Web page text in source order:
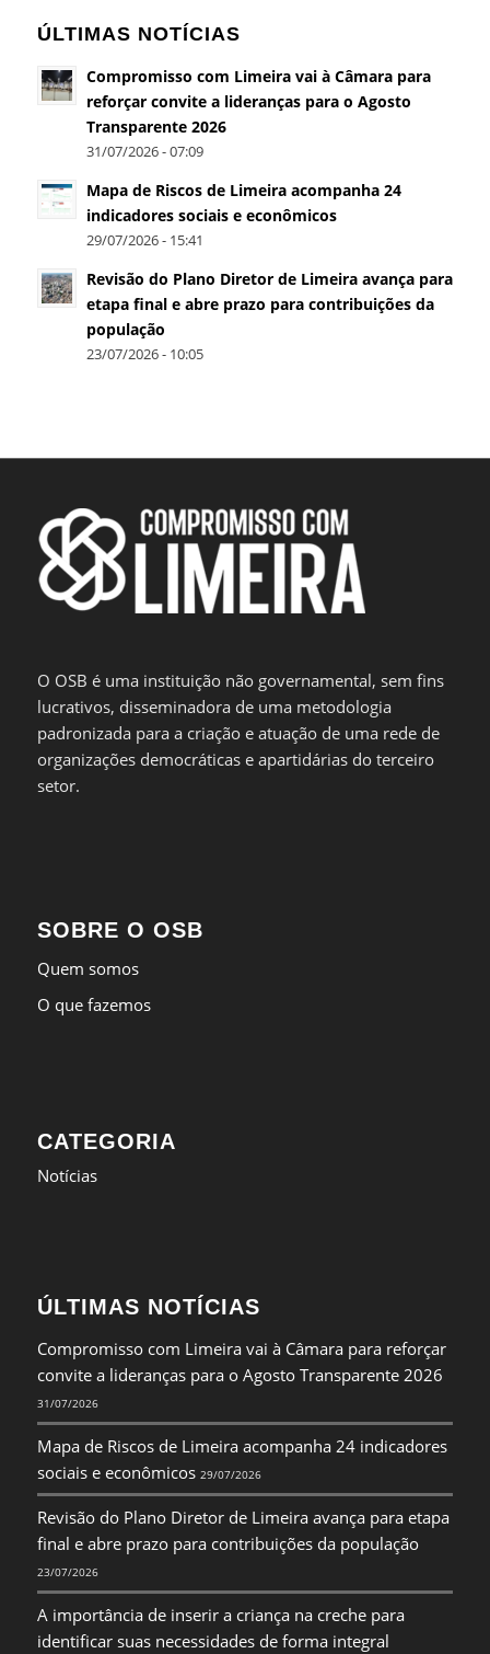
ÚLTIMAS NOTÍCIAS
Compromisso com Limeira vai à Câmara para
reforçar convite a lideranças para o Agosto
Transparente 2026
31/07/2026 - 07:09
Mapa de Riscos de Limeira acompanha 24
indicadores sociais e econômicos
29/07/2026 - 15:41
Revisão do Plano Diretor de Limeira avança para
etapa final e abre prazo para contribuições da
população
23/07/2026 - 10:05
O OSB é uma instituição não governamental, sem fins
lucrativos, disseminadora de uma metodologia
padronizada para a criação e atuação de uma rede de
organizações democráticas e apartidárias do terceiro
setor.
SOBRE O OSB
Quem somos
O que fazemos
CATEGORIA
Notícias
ÚLTIMAS NOTÍCIAS
Compromisso com Limeira vai à Câmara para reforçar
convite a lideranças para o Agosto Transparente 2026
31/07/2026
Mapa de Riscos de Limeira acompanha 24 indicadores
sociais e econômicos 29/07/2026
Revisão do Plano Diretor de Limeira avança para etapa
final e abre prazo para contribuições da população
23/07/2026
A importância de inserir a criança na creche para
identificar suas necessidades de forma integral